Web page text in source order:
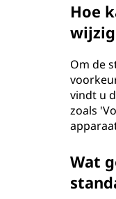
Hoe
Om de
vindt u
zoals
Wat